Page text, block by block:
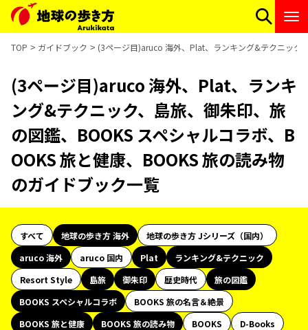
TOP ガイドブック (3ページ目)aruco 海外、Plat、ランキング&テクニック
(3ページ目)aruco 海外、Plat、ランキ
ング&テクニック、島旅、御朱印、旅
の図鑑、BOOKS スペシャルコラボ、B
OOKS 旅と健康、BOOKS 旅の読み物
のガイドブック一覧
すべて 地球の歩き方 海外
地球の歩き方 Jシリーズ（国内）
aruco 海外
aruco 国内 Plat
ランキング&テクニック
Resort Style
島旅 御朱印 歴史時代
旅の図鑑
BOOKS スペシャルコラボ
BOOKS 旅の名言＆絶景
BOOKS 旅と健康
BOOKS 旅の読み物 BOOKS
D-Books